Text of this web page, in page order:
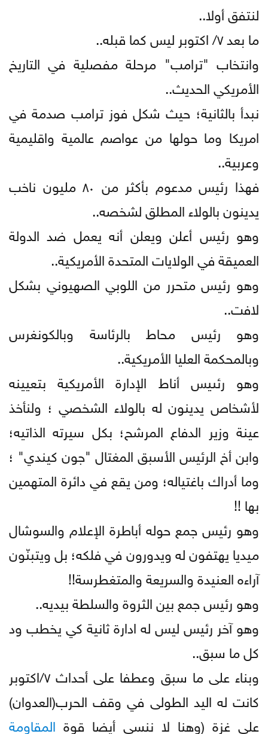
لنتفق أولا..
ما بعد ٧/ اكتوبر ليس كما قبله..
وانتخاب "ترامب" مرحلة مفصلية في التاريخ
الأمريكي الحديث..
نبدأ بالثانية؛ حيث شكل فوز ترامب صدمة في
امريكا وما حولها من عواصم عالمية واقليمية
وعربية..
فهذا رئيس مدعوم بأكثر من ٨٠ مليون ناخب
يدينون بالولاء المطلق لشخصه..
وهو رئيس أعلن ويعلن أنه يعمل ضد الدولة
العميقة في الولايات المتحدة الأمريكية..
وهو رئيس متحرر من اللوبي الصهيوني بشكل
لافت..
وهو رئيس محاط بالرئاسة وبالكونغرس
وبالمحكمة العليا الأمريكية..
وهو رئىيس أناط الإدارة الأمريكية بتعيينه
لأشخاص يدينون له بالولاء الشخصي ؛ ولنأخذ
عينة وزير الدفاع المرشح؛ بكل سيرته الذاتيه؛
وابن أخ الرئيس الأسبق المغتال "جون كيندي" ؛
وما أدراك باغتياله؛ ومن يقع في دائرة المتهمين
بها !!
وهو رئيس جمع حوله أباطرة الإعلام والسوشال
ميديا يهتفون له ويدورون في فلكه؛ بل ويتبنّون
آراءه العنيدة والسريعة والمتغطرسة!!
وهو رئيس جمع بين الثروة والسلطة بيديه..
وهو آخر رئيس ليس له ادارة ثانية كي يخطب ود
كل ما سبق..
وبناء على ما سبق وعطفا على أحداث ٧/اكتوبر
كانت له اليد الطولى في وقف الحرب(العدوان)
على غزة (وهنا لا ننسى أيضا قوة المقاومة